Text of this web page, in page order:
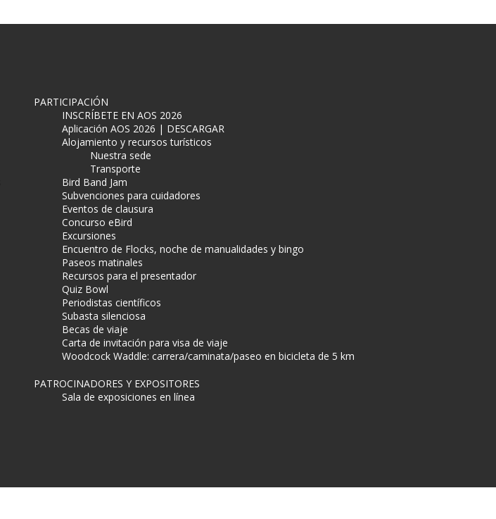
PARTICIPACIÓN
INSCRÍBETE EN AOS 2026
Aplicación AOS 2026 | DESCARGAR
Alojamiento y recursos turísticos
Nuestra sede
Transporte
Bird Band Jam
Subvenciones para cuidadores
Eventos de clausura
Concurso eBird
Excursiones
Encuentro de Flocks, noche de manualidades y bingo
Paseos matinales
Recursos para el presentador
Quiz Bowl
Periodistas científicos
Subasta silenciosa
Becas de viaje
Carta de invitación para visa de viaje
Woodcock Waddle: carrera/caminata/paseo en bicicleta de 5 km
PATROCINADORES Y EXPOSITORES
Sala de exposiciones en línea